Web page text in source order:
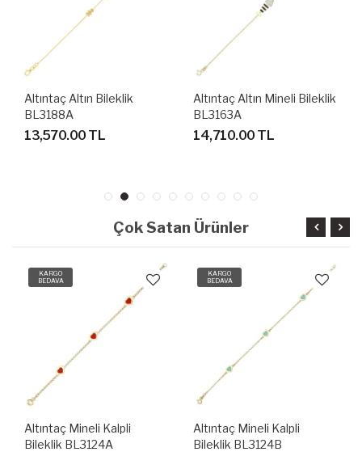
Altıntaç Altın Bileklik
BL3188A
13,570.00 TL
Altıntaç Altın Mineli Bileklik
BL3163A
14,710.00 TL
Çok Satan Ürünler
KARGO
BEDAVA
Altıntaç Mineli Kalpli
Bileklik BL3124A
KARGO
BEDAVA
Altıntaç Mineli Kalpli
Bileklik BL3124B